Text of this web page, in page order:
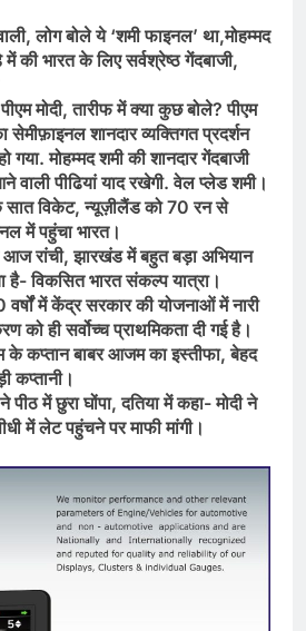
लोग बोले ये ‘शमी फाइनल’ था,मोहम्मद
की भारत के लिए सर्वश्रेष्ठ गेंदबाजी,
मोदी, तारीफ में क्या कुछ बोले? पीएम
शानदार व्यक्तिगत प्रदर्शन
मोहम्मद शमी की शानदार गेंदबाजी
वाली पीढियां याद रखेगी. वेल प्लेड शमी।
सात विकेट, न्यूज़ीलैंड को 70 रन से
में पहुंचा भारत।
आज रांची, झारखंड में बहुत बड़ा अभियान
है- विकसित भारत संकल्प यात्रा।
वर्षों में केंद्र सरकार की योजनाओं में नारी
को ही सर्वोच्च प्राथमिकता दी गई है।
के कप्तान बाबर आजम का इस्तीफा, बेहद
कप्तानी।
पीठ में छुरा घोंपा, दतिया में कहा- मोदी ने
में लेट पहुंचने पर माफी मांगी।